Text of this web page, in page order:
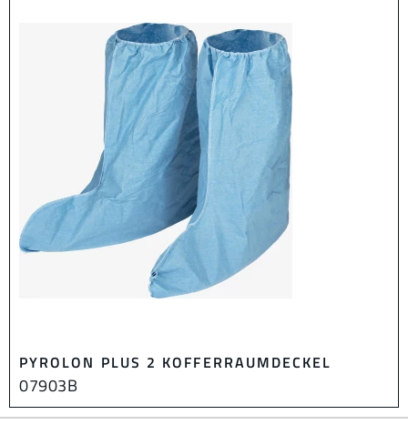
PYROLON PLUS 2 KOFFERRAUMDECKEL
07903B